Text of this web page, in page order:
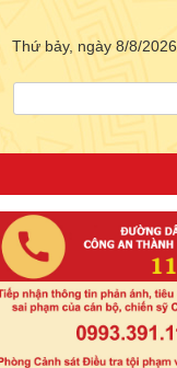
Thứ bảy, ngày 8/8/2026